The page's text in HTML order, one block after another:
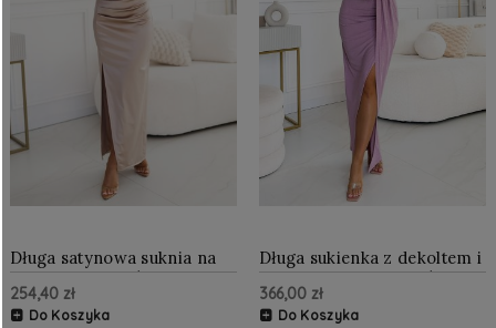
Długa satynowa suknia na
jedno ramię z różami
Beżowa
254,40 zł
Do Koszyka
Długa sukienka z dekoltem i
rozcięciem Brudny róż z
brokatem NU404-10
366,00 zł
Do Koszyka